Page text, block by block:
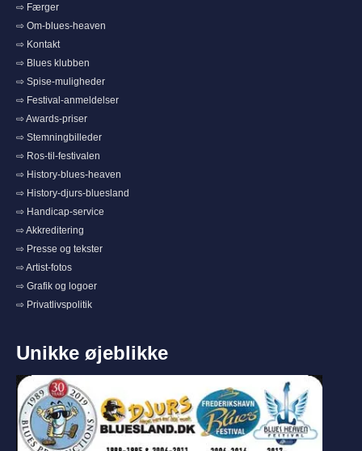
⇨ Færger
⇨ Om-blues-heaven
⇨ Kontakt
⇨ Blues klubben
⇨ Spise-muligheder
⇨ Festival-anmeldelser
⇨ Awards-priser
⇨ Stemningbilleder
⇨ Ros-til-festivalen
⇨ History-blues-heaven
⇨ History-djurs-bluesland
⇨ Handicap-service
⇨ Akkreditering
⇨ Presse og tekster
⇨ Artist-fotos
⇨ Grafik og logoer
⇨ Privatlivspolitik
Unikke øjeblikke